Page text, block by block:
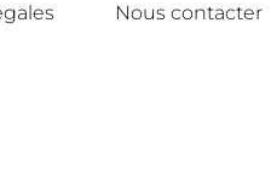
Nous contacter